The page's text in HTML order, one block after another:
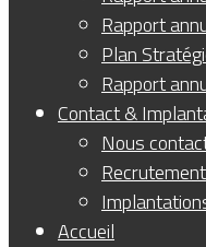
Rapport
Plan
Rapport
Contact &
Nous
Recrutement
Accueil